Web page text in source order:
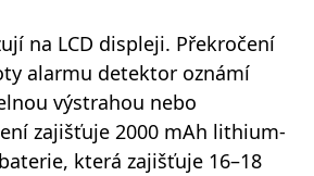
na LCD displeji. Překročení
alarmu detektor oznámí
výstrahou nebo
zajišťuje 2000 mAh lithium-
která zajišťuje 16–18